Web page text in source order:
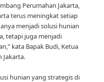
Perumahan Jakarta,
terus meningkat setiap
menjadi solusi hunian
tetapi juga menjadi
kata Bapak Budi, Ketua
Jakarta.
hunian yang strategis di